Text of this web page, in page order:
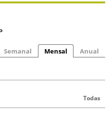
Semanal Mensal Anual
Todas